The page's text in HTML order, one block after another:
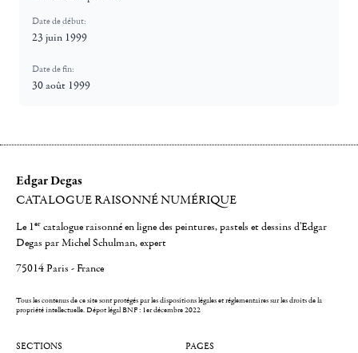
Date de début:
23 juin 1999
Date de fin:
30 août 1999
Edgar Degas
CATALOGUE RAISONNÉ NUMÉRIQUE
Le 1er catalogue raisonné en ligne des peintures, pastels et dessins d'Edgar
Degas par Michel Schulman, expert
75014 Paris - France
Tous les contenus de ce site sont protégés par les dispositions légales et réglementaires sur les droits de la
propriété intellectuelle.Dépot légal BNF : 1er décembre 2022
SECTIONS PAGES